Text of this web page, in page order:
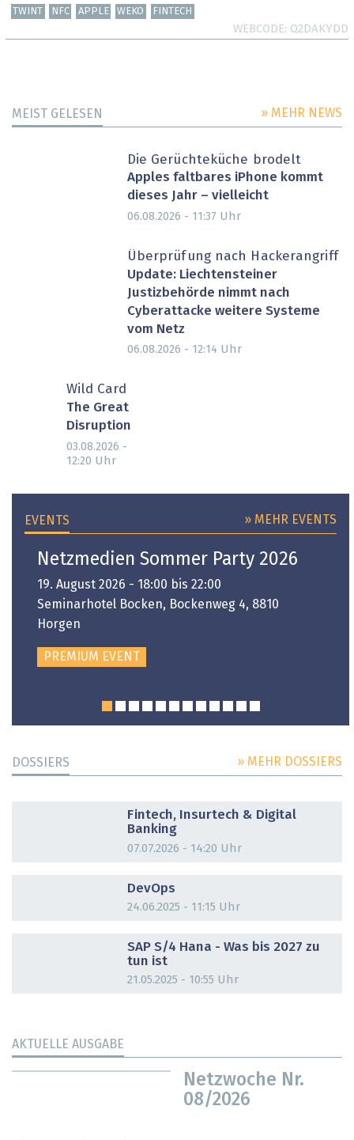
TWINT NFC APPLE WEKO FINTECH
WEBCODE Q2DAKYDD
MEIST GELESEN » MEHR NEWS
Die Gerüchteküche brodelt
Apples faltbares iPhone kommt
dieses Jahr – vielleicht
06.08.2026 - 11:37 Uhr
Überprüfung nach Hackerangriff
Update: Liechtensteiner
Justizbehörde nimmt nach
Cyberattacke weitere Systeme
vom Netz
06.08.2026 - 12:14 Uhr
Wild Card
The Great
Disruption
03.08.2026 -
12:20 Uhr
EVENTS » MEHR EVENTS
Netzmedien Sommer Party 2026
19. August 2026 - 18:00 bis 22:00
Seminarhotel Bocken, Bockenweg 4, 8810
Horgen
PREMIUM EVENT
DOSSIERS » MEHR DOSSIERS
Fintech, Insurtech & Digital
Banking
07.07.2026 - 14:20 Uhr
DevOps
24.06.2025 - 11:15 Uhr
SAP S/4 Hana - Was bis 2027 zu
tun ist
21.05.2025 - 10:55 Uhr
AKTUELLE AUSGABE
Netzwoche Nr.
08/2026